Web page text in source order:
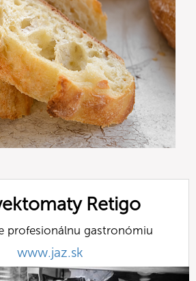
Retigo
profesionálnu gastronómiu
www.jaz.sk